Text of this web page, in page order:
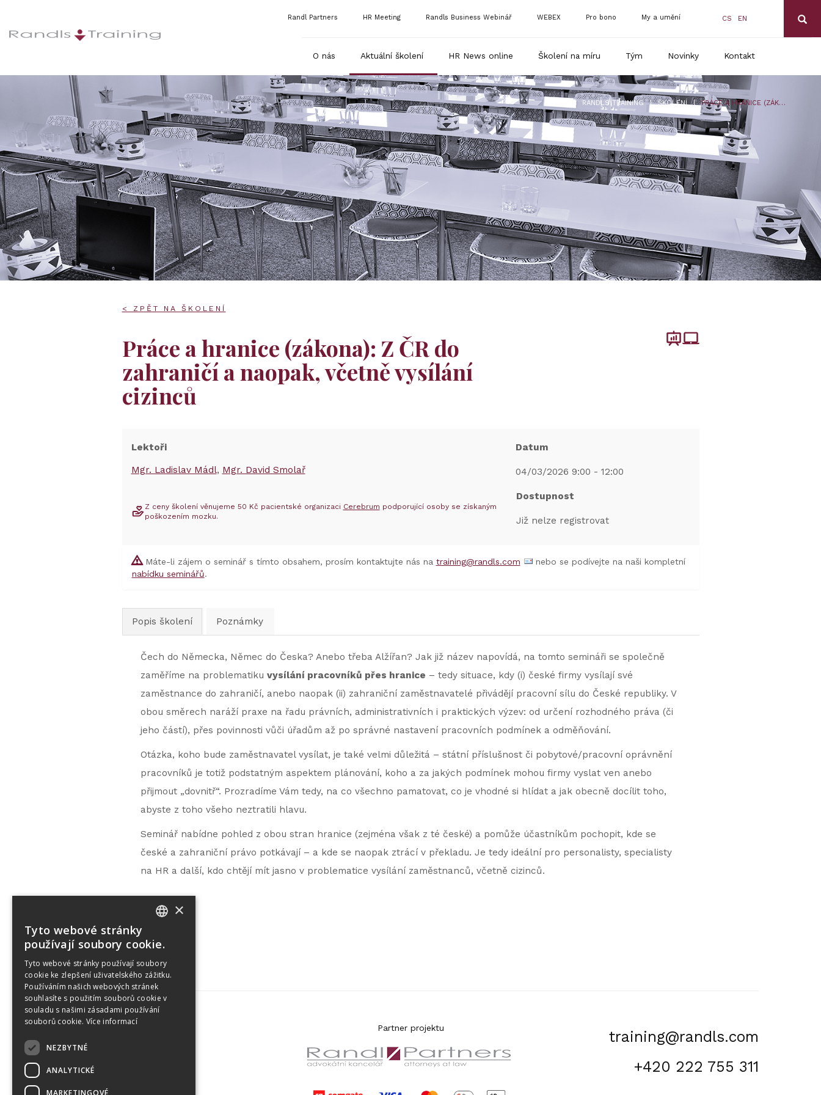
CS EN
Randl Partners HR Meeting Randls Business Webinář WEBEX Pro bono My a umění
O nás Aktuální školení HR News online Školení na míru Tým Novinky Kontakt
RANDLS TRAINING | ŠKOLENÍ | PRÁCE A HRANICE (ZÁKONA): Z ČR DO ZAHRANIČÍ A NAOPAK, VČETNĚ VYSÍLÁNÍ CIZINCŮ
< ZPĚT NA ŠKOLENÍ
Práce a hranice (zákona): Z ČR do
zahraničí a naopak, včetně vysílání
cizinců
Lektoři
Mgr. Ladislav Mádl Mgr. David Smolař
Datum
04/03/2026 9:00 - 12:00
Z ceny školení věnujeme 50 Kč pacientské organizaci Cerebrum podporující osoby se získaným
poškozením mozku.
Dostupnost
Již nelze registrovat
Máte-li zájem o seminář s tímto obsahem, prosím kontaktujte nás na training@randls.com
nebo se podívejte na naši kompletní
nabídku seminářů.
Popis školení Poznámky
Čech do Německa, Němec do Česka? Anebo třeba Alžířan? Jak již název napovídá, na tomto semináři se společně
zaměříme na problematiku vysílání pracovníků přes hranice – tedy situace, kdy (i) české firmy vysílají své
zaměstnance do zahraničí, anebo naopak (ii) zahraniční zaměstnavatelé přivádějí pracovní sílu do České republiky. V
obou směrech naráží praxe na řadu právních, administrativních i praktických výzev: od určení rozhodného práva (či
jeho částí), přes povinnosti vůči úřadům až po správné nastavení pracovních podmínek a odměňování.
Otázka, koho bude zaměstnavatel vysílat, je také velmi důležitá – státní příslušnost či pobytové/pracovní oprávnění
pracovníků je totiž podstatným aspektem plánování, koho a za jakých podmínek mohou firmy vyslat ven anebo
přijmout „dovnitř“. Prozradíme Vám tedy, na co všechno pamatovat, co je vhodné si hlídat a jak obecně docílit toho,
abyste z toho všeho neztratili hlavu.
Seminář nabídne pohled z obou stran hranice (zejména však z té české) a pomůže účastníkům pochopit, kde se
české a zahraniční právo potkávají – a kde se naopak ztrácí v překladu. Je tedy ideální pro personalisty, specialisty
na HR a další, kdo chtějí mít jasno v problematice vysílání zaměstnanců, včetně cizinců.
Partner projektu
Budějovická 1550/15a
CZ 140 00, Praha 4
training@randls.com
+420 222 755 311
×
Tyto webové stránky
používají soubory cookie.
Tyto webové stránky používají soubory
cookie ke zlepšení uživatelského zážitku.
Používáním našich webových stránek
souhlasíte s použitím souborů cookie v
souladu s našimi zásadami používání
souborů cookie. Více informací
NEZBYTNÉ
ANALYTICKÉ
MARKETINGOVÉ